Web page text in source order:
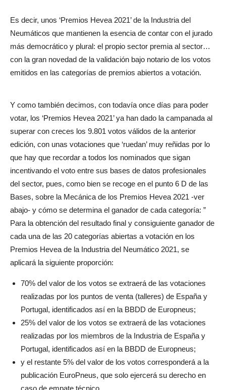
Es decir, unos ‘Premios Hevea 2021’ de la Industria del
Neumáticos que mantienen la esencia de contar con el jurado
más democrático y plural: el propio sector premia al sector…
con la gran novedad de la validación bajo notario de los votos
emitidos en las categorías de premios abiertos a votación.
Y como también decimos, con todavía once días para poder
votar, los ‘Premios Hevea 2021’ ya han dado la campanada al
superar con creces los 9.801 votos válidos de la anterior
edición, con unas votaciones que ‘ruedan’ muy reñidas por lo
que hay que recordar a todos los nominados que sigan
incentivando el voto entre sus bases de datos profesionales
del sector, pues, como bien se recoge en el punto 6 D de las
Bases, sobre la Mecánica de los Premios Hevea 2021 -ver
abajo- y cómo se determina el ganador de cada categoría: ”
Para la obtención del resultado final y consiguiente ganador de
cada una de las 20 categorías abiertas a votación en los
Premios Hevea de la Industria del Neumático 2021, se
aplicará la siguiente proporción:
70% del valor de los votos se extraerá de las votaciones
realizadas por los puntos de venta (talleres) de España y
Portugal, identificados así en la BBDD de Europneus;
25% del valor de los votos se extraerá de las votaciones
realizadas por los miembros de la Industria de España y
Portugal, identificados así en la BBDD de Europneus;
y el restante 5% del valor de los votos corresponderá a la
publicación EuroPneus, que solo ejercerá su derecho en
caso de empate técnico.